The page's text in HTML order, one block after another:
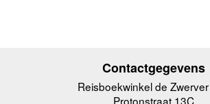
Contactgegevens
Reisboekwinkel de Zwerver
Protonstraat 13C